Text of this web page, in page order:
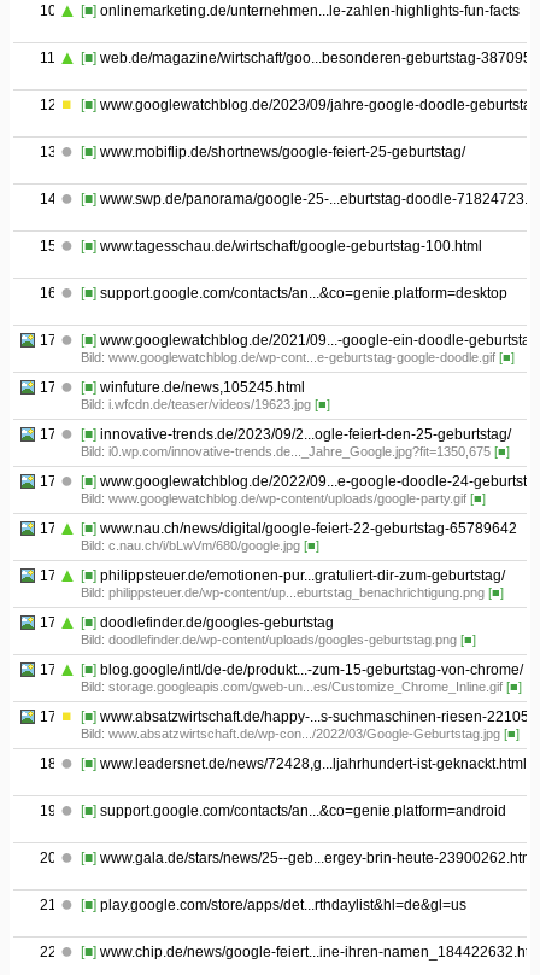
10 [■] onlinemarketing.de/unternehmen...le-zahlen-highlights-fun-facts
11 [■] web.de/magazine/wirtschaft/goo...besonderen-geburtstag-
12 [■] www.googlewatchblog.de/2023/09/jahre-google-doodle-
13 [■] www.mobiflip.de/shortnews/google-feiert-25-geburtstag/
14 [■] www.swp.de/panorama/google-25-...eburtstag-doodle-
15 [■] www.tagesschau.de/wirtschaft/google-geburtstag-100.html
16 [■] support.google.com/contacts/an...&co=genie.platform=desktop
17.01 [■] www.googlewatchblog.de/2021/09...-google-ein-doodle-
Bild: www.googlewatchblog.de/wp-cont...e-geburtstag-google-doodle.gif [■]
17.02 [■] winfuture.de/news,105245.html
Bild: i.wfcdn.de/teaser/videos/19623.jpg [■]
17.03 [■] innovative-trends.de/2023/09/2...ogle-feiert-den-25-geburtstag/
Bild: i0.wp.com/innovative-trends.de..._Jahre_Google.jpg?fit=1350,675 [■]
17.04 [■] www.googlewatchblog.de/2022/09...e-google-doodle-24-
Bild: www.googlewatchblog.de/wp-content/uploads/google-party.gif [■]
17.05 [■] www.nau.ch/news/digital/google-feiert-22-geburtstag-65789642
Bild: c.nau.ch/i/bLwVm/680/google.jpg [■]
17.06 [■] philippsteuer.de/emotionen-pur...gratuliert-dir-zum-geburtstag/
Bild: philippsteuer.de/wp-content/up...eburtstag_benachrichtigung.png [■]
17.07 [■] doodlefinder.de/googles-geburtstag
Bild: doodlefinder.de/wp-content/uploads/googles-geburtstag.png [■]
17.08 [■] blog.google/intl/de-de/produkt...-zum-15-geburtstag-von-chrome/
Bild: storage.googleapis.com/gweb-un...es/Customize_Chrome_Inline.gif [■]
17.09 [■] www.absatzwirtschaft.de/happy-...s-suchmaschinen-riesen-221054/
Bild: www.absatzwirtschaft.de/wp-con.../2022/03/Google-Geburtstag.jpg [■]
18 [■] www.leadersnet.de/news/72428,g...ljahrhundert-ist-geknackt.html
19 [■] support.google.com/contacts/an...&co=genie.platform=android
20 [■] www.gala.de/stars/news/25--geb...ergey-brin-heute-23900262.html
21 [■] play.google.com/store/apps/det...rthdaylist&hl=de&gl=us
22 [■] www.chip.de/news/google-feiert...ine-ihren-